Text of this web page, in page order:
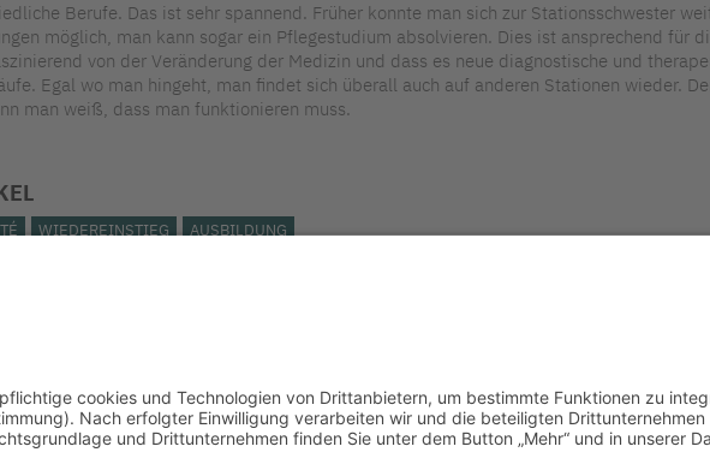
Berufe. Das ist sehr spannend. Früher konnte man sich zur Stationsschwester
möglich, man kann sogar ein Pflegestudium absolvieren. Dies ist ansprechend für
von der Veränderung der Medizin und dass es neue diagnostische und
Egal wo man hingeht, man findet sich überall auch auf anderen Stationen wieder.
man weiß, dass man funktionieren muss.
WIEDEREINSTIEG AUSBILDUNG
LinkedIn |Impressum bkgev.de|